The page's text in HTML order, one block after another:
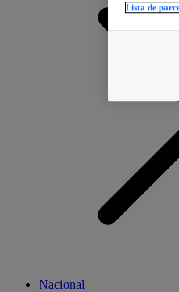
Nacional
Lista de